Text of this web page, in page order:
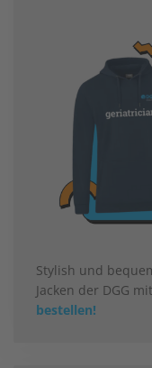
Stylish und
Jacken der DGG
bestellen!